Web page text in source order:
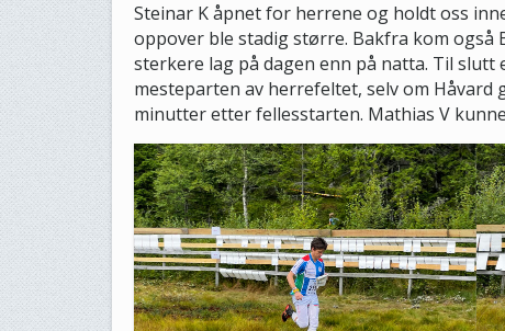
Steinar K åpnet for herrene og holdt oss
oppover ble stadig større. Bakfra kom også
sterkere lag på dagen enn på natta. Til slutt
mesteparten av herrefeltet, selv om Håvard
minutter etter fellesstarten. Mathias V